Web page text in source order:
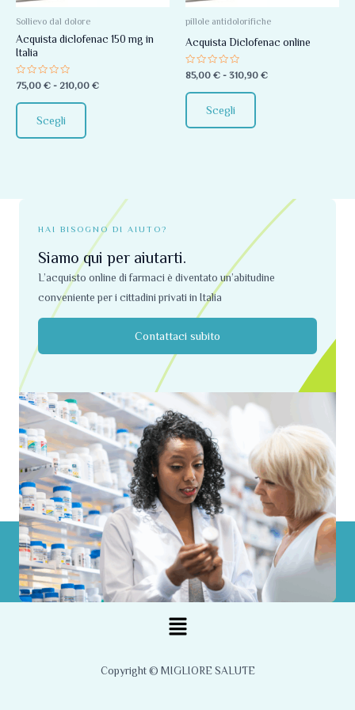
Sollievo dal dolore
Acquista diclofenac 150 mg in
Italia
Valutato
0
su
5
75,00 € - 210,00 €
Scegli
opzioni
possono
scelte
del
pillole antidolorifiche
Acquista Diclofenac online
Valutato
0
su
5
85,00 € - 310,90 €
Scegli
opzioni
possono
scelte
nella
HAI BISOGNO DI AIUTO?
Siamo qui per aiutarti.
L’acquisto online di farmaci è diventato un’abitudine
conveniente per i cittadini privati ​​in Italia
Contattaci subito
Menu
Copyright © MIGLIORE SALUTE